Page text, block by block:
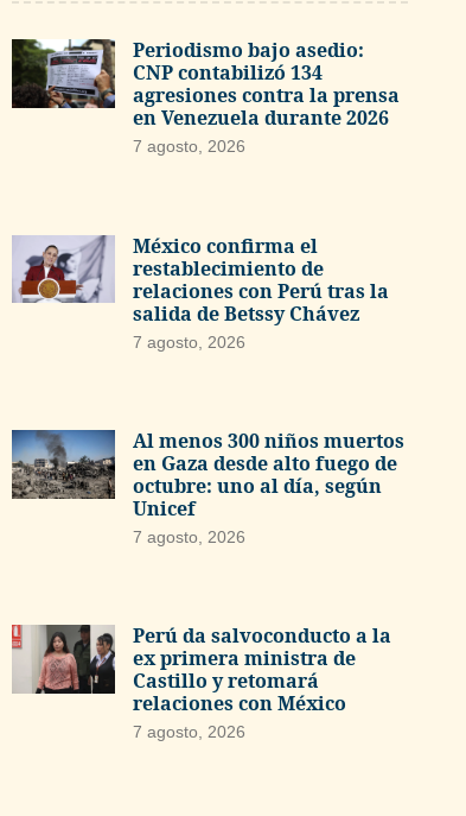
Periodismo bajo asedio:
CNP contabilizó 134
agresiones contra la prensa
en Venezuela durante 2026
7 agosto, 2026
México confirma el
restablecimiento de
relaciones con Perú tras la
salida de Betssy Chávez
7 agosto, 2026
Al menos 300 niños muertos
en Gaza desde alto fuego de
octubre: uno al día, según
Unicef
7 agosto, 2026
Perú da salvoconducto a la
ex primera ministra de
Castillo y retomará
relaciones con México
7 agosto, 2026